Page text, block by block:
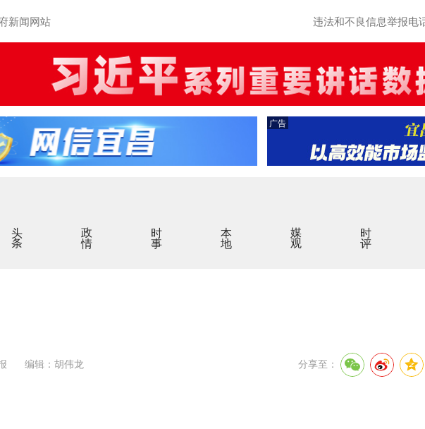
新闻网站 违法和不良信息举报电
广告
头条 政情 时事 本地 媒观 时评
编辑：胡伟龙 分享至：